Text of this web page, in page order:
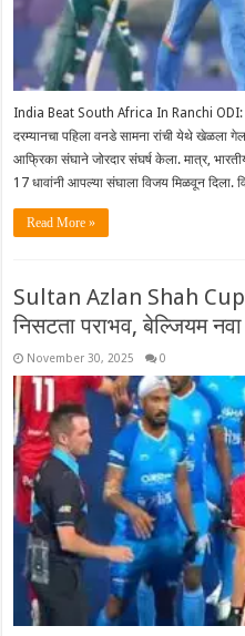
India Beat South Africa In Ranchi ODI:
दरम्यानचा पहिला वनडे सामना रांची येथे खेळला
आफ्रिका संघाने जोरदार संघर्ष केला. मात्र,
17 धावांनी आपल्या संघाला विजय मिळवून दिला.
Read More »
Sultan Azlan Shah Cup
निसटता पराभव, बेल्जियम
November 30, 2025 0